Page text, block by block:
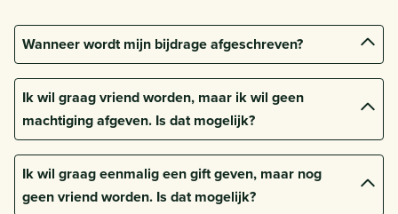
Wanneer wordt mijn bijdrage afgeschreven?
Binnen twee maanden na je aanmelding wordt je
bijdrage automatisch van je rekening afgeschreven.
Jaarlijkse bijdragen worden na de eerste maand van
onze vriendschap afgeschreven. Het volgende jaar
worden de bedragen elk jaar rond februari
Ik wil graag vriend worden, maar ik wil geen
machtiging afgeven. Is dat mogelijk?
Ja dat kan. Wij geven de voorkeur aan een machtiging,
omdat de kosten hiervan lager zijn en er zo meer geld
overblijft voor het landschap. Maar dat mag geen
Ik wil graag eenmalig een gift geven, maar nog
geen vriend worden. Is dat mogelijk?